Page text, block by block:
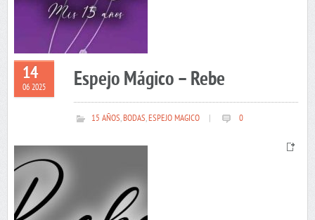
14
06 2025 Espejo Mágico – Rebe
15 AÑOS,BODAS,ESPEJO MAGICO 0